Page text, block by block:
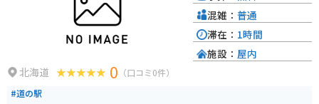
北海道 0 （口コミ0件）
#道の駅
混雑： 普通
滞在： 1時間
施設： 屋内